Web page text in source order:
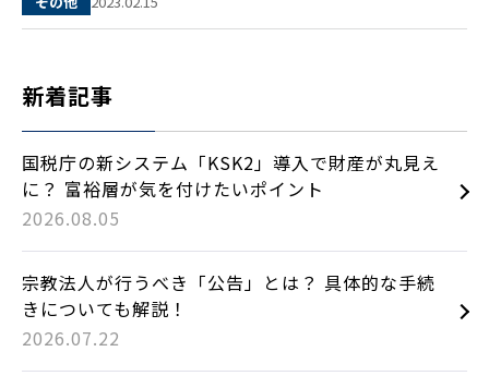
新着記事
国税庁の新システム「KSK2」導入で財産が丸見え
に？ 富裕層が気を付けたいポイント
2026.08.05
宗教法人が行うべき「公告」とは？ 具体的な手続
きについても解説！
2026.07.22